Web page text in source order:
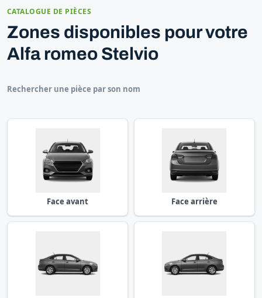
CATALOGUE DE PIÈCES
Zones disponibles pour votre
Alfa romeo Stelvio
Rechercher une pièce par son nom
Face avant Face arrière